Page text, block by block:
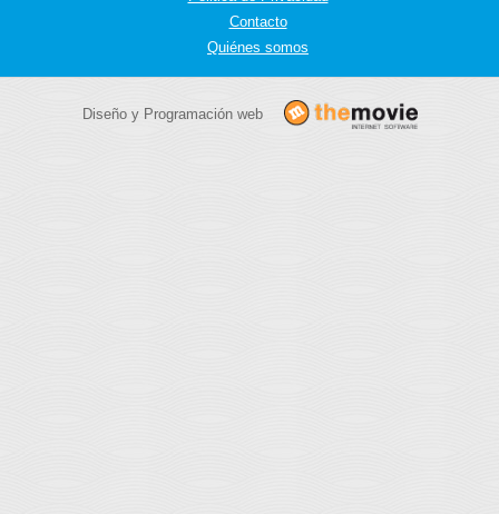
Contacto
Quiénes somos
Diseño y Programación web